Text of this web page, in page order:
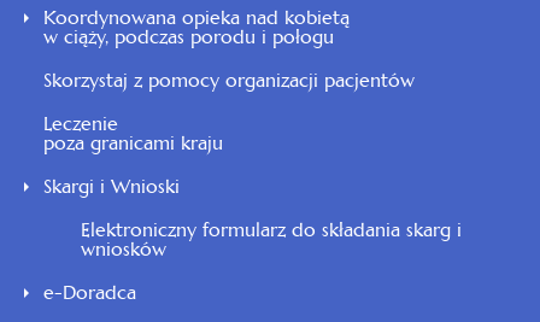
Koordynowana opieka nad kobietą
w ciąży, podczas porodu i połogu
Skorzystaj z pomocy organizacji pacjentów
Leczenie
poza granicami kraju
Skargi i Wnioski
Elektroniczny formularz do składania skarg i
wniosków
e-Doradca